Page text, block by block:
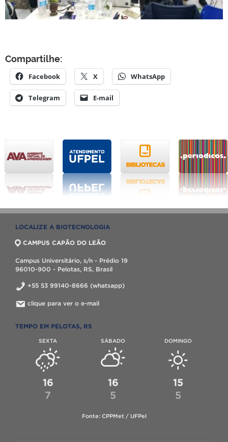
Compartilhe:
Facebook X WhatsApp
Telegram E-mail
LOCALIZE A BIOTECNOLOGIA
CAMPUS CAPÃO DO LEÃO
Campus Universitário, s/n - Prédio 19
96010-900 - Pelotas, RS, Brasil
+55 53 99140-8666 (whatsapp)
clique para ver o e-mail
TEMPO EM PELOTAS, RS
SEXTA
16
7
SÁBADO
16
5
DOMINGO
15
5
Fonte: CPPMet / UFPel